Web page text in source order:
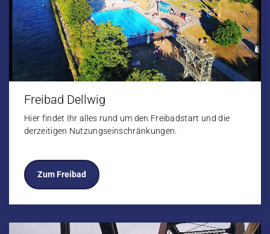
Freibad Dellwig
Hier findet Ihr alles rund um den Freibadstart und die
derzeitigen Nutzungseinschränkungen.
Zum Freibad